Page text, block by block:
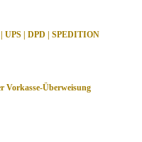
UPS | DPD | SPEDITION
Vorkasse-Überweisung